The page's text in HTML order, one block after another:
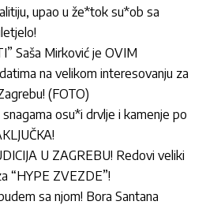
upao u že*tok su*ob sa
Saša Mirković je OVIM
na velikom interesovanju za
(FOTO)
osu*i drvlje i kamenje po
U ZAGREBU! Redovi veliki
“HYPE ZVEZDE”!
sa njom! Bora Santana